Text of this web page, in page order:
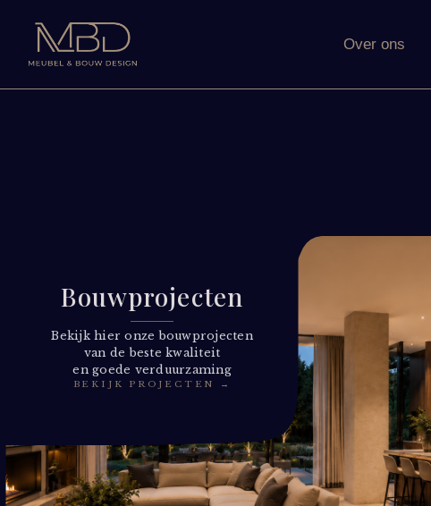
Over ons
Bouw­projecten
Bekijk hier onze bouwprojecten
van de beste kwaliteit
en goede verduurzaming
BEKIJK PROJECTEN →